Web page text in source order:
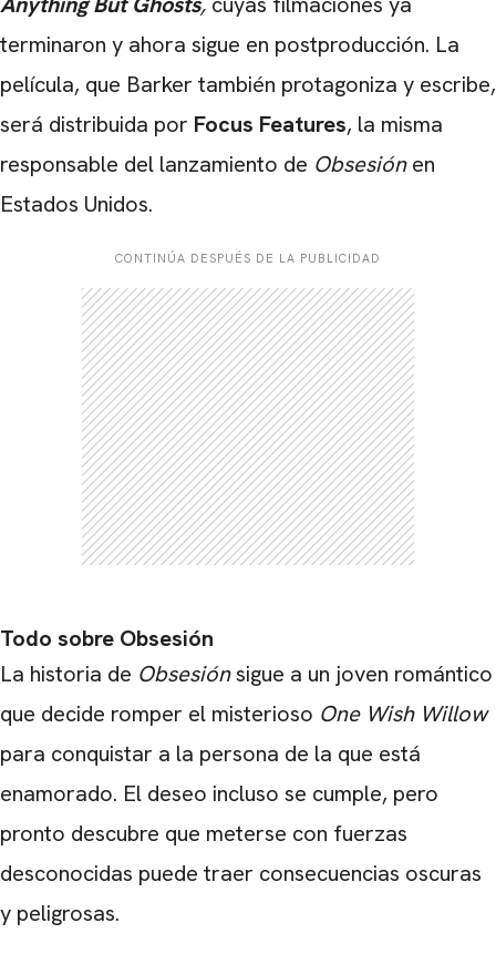
terminaron y ahora sigue en postproducción. La
película, que Barker también protagoniza y escribe,
será distribuida por Focus Features, la misma
responsable del lanzamiento de Obsesiónen
Estados Unidos.
CONTINÚA DESPUÉS DE LA PUBLICIDAD
Todo sobre Obsesión
La historia de Obsesiónsigue a un joven romántico
que decide romper el misterioso One Wish Willow
para conquistar a la persona de la que está
enamorado. El deseo incluso se cumple, pero
pronto descubre que meterse con fuerzas
desconocidas puede traer consecuencias oscuras
y peligrosas.
CARREGANDO PUBLICIDADE